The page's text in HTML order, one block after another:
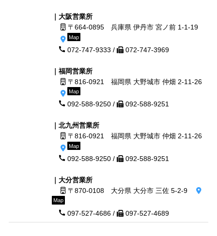
｜大阪営業所
〒664-0895 兵庫県 伊丹市 宮ノ前 1-1-19
Map
072-747-9333 / 072-747-3969
｜福岡営業所
〒816-0921 福岡県 大野城市 仲畑 2-11-26
Map
092-588-9250 / 092-588-9251
｜北九州営業所
〒816-0921 福岡県 大野城市 仲畑 2-11-26
Map
092-588-9250 / 092-588-9251
｜大分営業所
〒870-0108 大分県 大分市 三佐 5-2-9
Map
097-527-4686 / 097-527-4689